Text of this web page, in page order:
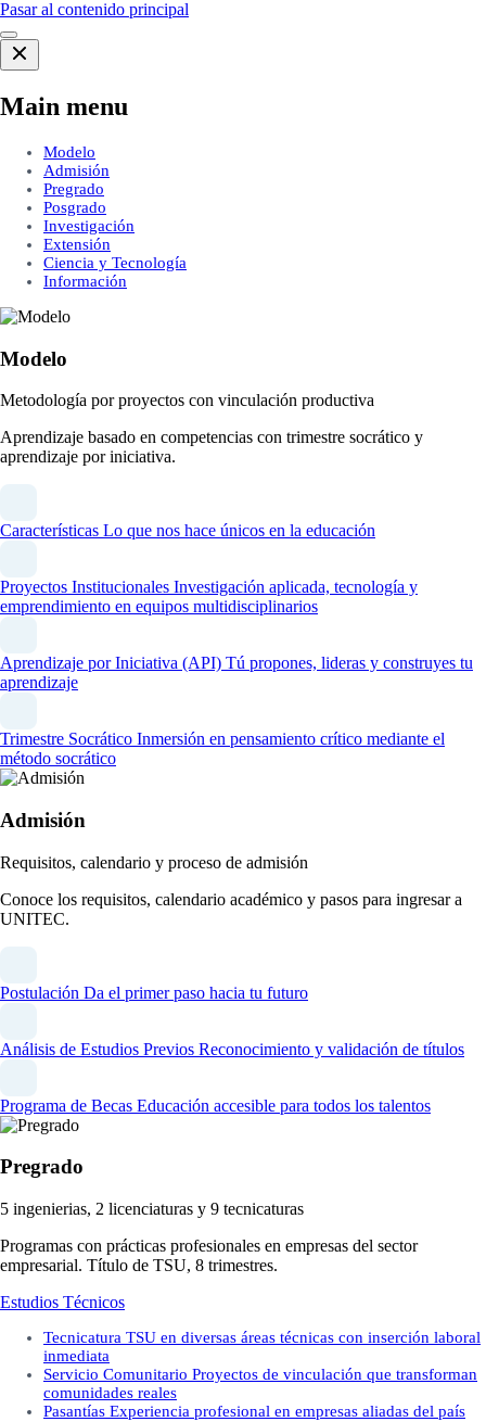
Pasar al contenido principal
Main menu
Modelo
Admisión
Pregrado
Posgrado
Investigación
Extensión
Ciencia y Tecnología
Información
Modelo
Metodología por proyectos con vinculación productiva
Aprendizaje basado en competencias con trimestre socrático y
aprendizaje por iniciativa.
Características Lo que nos hace únicos en la educación
Proyectos Institucionales Investigación aplicada, tecnología y
emprendimiento en equipos multidisciplinarios
Aprendizaje por Iniciativa (API) Tú propones, lideras y construyes tu
aprendizaje
Trimestre Socrático Inmersión en pensamiento crítico mediante el
método socrático
Admisión
Requisitos, calendario y proceso de admisión
Conoce los requisitos, calendario académico y pasos para ingresar a
UNITEC.
Postulación Da el primer paso hacia tu futuro
Análisis de Estudios Previos Reconocimiento y validación de títulos
Programa de Becas Educación accesible para todos los talentos
Pregrado
5 ingenierias, 2 licenciaturas y 9 tecnicaturas
Programas con prácticas profesionales en empresas del sector
empresarial. Título de TSU, 8 trimestres.
Estudios Técnicos
Tecnicatura TSU en diversas áreas técnicas con inserción laboral
inmediata
Servicio Comunitario Proyectos de vinculación que transforman
comunidades reales
Pasantías Experiencia profesional en empresas aliadas del país